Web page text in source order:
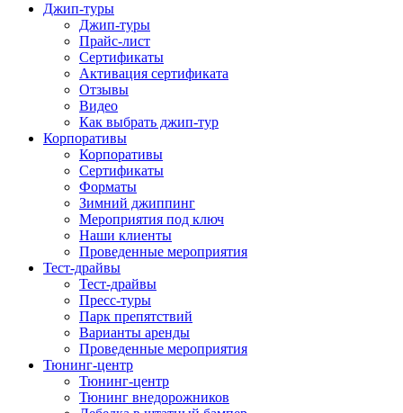
Джип-туры
Джип-туры
Прайс-лист
Сертификаты
Активация сертификата
Отзывы
Видео
Как выбрать джип-тур
Корпоративы
Корпоративы
Сертификаты
Форматы
Зимний джиппинг
Мероприятия под ключ
Наши клиенты
Проведенные мероприятия
Тест-драйвы
Тест-драйвы
Пресс-туры
Парк препятствий
Варианты аренды
Проведенные мероприятия
Тюнинг-центр
Тюнинг-центр
Тюнинг внедорожников